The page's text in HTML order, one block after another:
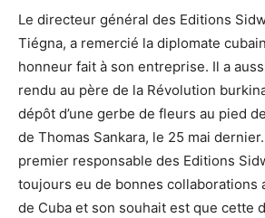
Le directeur général des Editions
Tiégna, a remercié la diplomate
honneur fait à son entreprise. Il a
rendu au père de la Révolution
dépôt d’une gerbe de fleurs au pied
de Thomas Sankara, le 25 mai
premier responsable des Editions
toujours eu de bonnes collaborations
de Cuba et son souhait est que cette